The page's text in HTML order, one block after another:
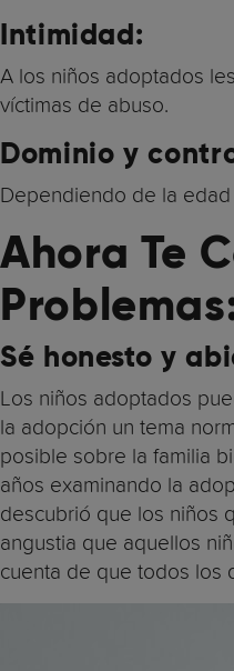
Intimidad:
A los niños adoptados
víctimas de abuso.
Dominio y
Dependiendo de la
Ahora Te
Sé honesto y
Los niños adoptados
la adopción un tema
posible sobre la familia
años examinando la
descubrió que los niños
angustia que aquellos
cuenta de que todos los